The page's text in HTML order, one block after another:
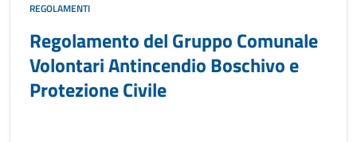
REGOLAMENTI
Regolamento del Gruppo Comunale
Volontari Antincendio Boschivo e
Protezione Civile